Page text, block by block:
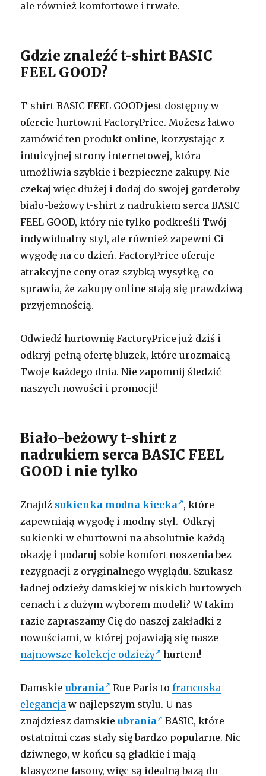
ale również komfortowe i trwałe.
Gdzie znaleźć t-shirt BASIC
FEEL GOOD?
T-shirt BASIC FEEL GOOD jest dostępny w
ofercie hurtowni FactoryPrice. Możesz łatwo
zamówić ten produkt online, korzystając z
intuicyjnej strony internetowej, która
umożliwia szybkie i bezpieczne zakupy. Nie
czekaj więc dłużej i dodaj do swojej garderoby
biało-beżowy t-shirt z nadrukiem serca BASIC
FEEL GOOD, który nie tylko podkreśli Twój
indywidualny styl, ale również zapewni Ci
wygodę na co dzień. FactoryPrice oferuje
atrakcyjne ceny oraz szybką wysyłkę, co
sprawia, że zakupy online stają się prawdziwą
przyjemnością.
Odwiedź hurtownię FactoryPrice już dziś i
odkryj pełną ofertę bluzek, które urozmaicą
Twoje każdego dnia. Nie zapomnij śledzić
naszych nowości i promocji!
Biało-beżowy t-shirt z
nadrukiem serca BASIC FEEL
GOOD i nie tylko
Znajdź sukienka modna kiecka , które
zapewniają wygodę i modny styl. Odkryj
sukienki w ehurtowni na absolutnie każdą
okazję i podaruj sobie komfort noszenia bez
rezygnacji z oryginalnego wyglądu. Szukasz
ładnej odzieży damskiej w niskich hurtowych
cenach i z dużym wyborem modeli? W takim
razie zapraszamy Cię do naszej zakładki z
nowościami, w której pojawiają się nasze
najnowsze kolekcje odzieży
hurtem!
Damskieubrania Rue Paris tofrancuska
elegancja w najlepszym stylu. U nas
znajdziesz damskieubrania
BASIC, które
ostatnimi czas stały się bardzo popularne. Nic
dziwnego, w końcu są gładkie i mają
klasyczne fasony, więc są idealną bazą do